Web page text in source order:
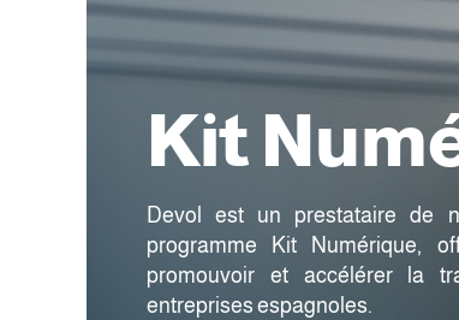
Kit
Devol est un prestataire de
programme Kit Numérique,
promouvoir et accélérer la
entreprises espagnoles.